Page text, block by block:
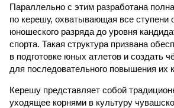
Параллельно с этим разработана
по керешу, охватывающая все ступени
юношеского разряда до уровня
спорта. Такая структура призвана
в подготовке юных атлетов и создать
для последовательного повышения их
Керешу представляет собой
уходящее корнями в культуру